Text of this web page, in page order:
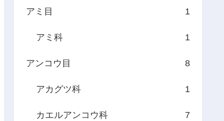
アミ目 1
アミ科 1
アンコウ目 8
アカグツ科 1
カエルアンコウ科 7